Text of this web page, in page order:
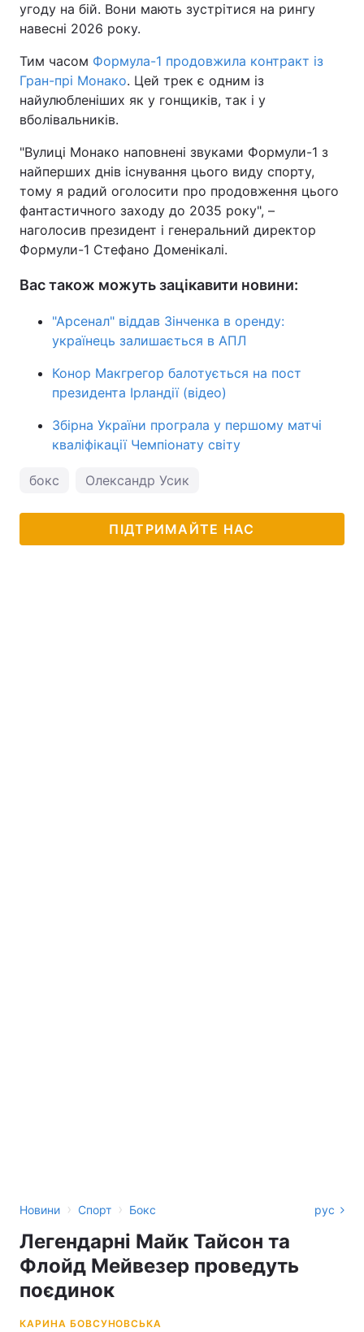
угоду на бій. Вони мають зустрітися на рингу
навесні 2026 року.
Тим часом Формула-1 продовжила контракт із
Гран-прі Монако. Цей трек є одним із
найулюбленіших як у гонщиків, так і у
вболівальників.
"Вулиці Монако наповнені звуками Формули-1 з
найперших днів існування цього виду спорту,
тому я радий оголосити про продовження цього
фантастичного заходу до 2035 року", –
наголосив президент і генеральний директор
Формули-1 Стефано Доменікалі.
Вас також можуть зацікавити новини:
"Арсенал" віддав Зінченка в оренду:
українець залишається в АПЛ
Конор Макгрегор балотується на пост
президента Ірландії (відео)
Збірна України програла у першому матчі
кваліфікації Чемпіонату світу
бокс Олександр Усик
ПІДТРИМАЙТЕ НАС
Новини › Спорт › Бокс рус
Легендарні Майк Тайсон та
Флойд Мейвезер проведуть
поєдинок
КАРИНА БОВСУНОВСЬКА